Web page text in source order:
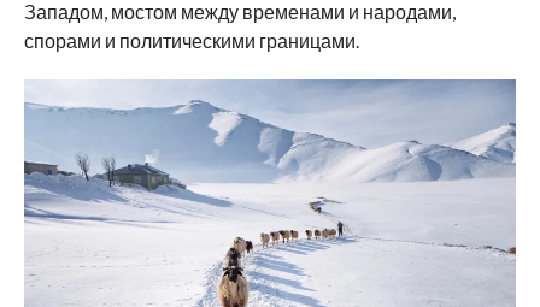
Западом, мостом между временами и народами,
спорами и политическими границами.